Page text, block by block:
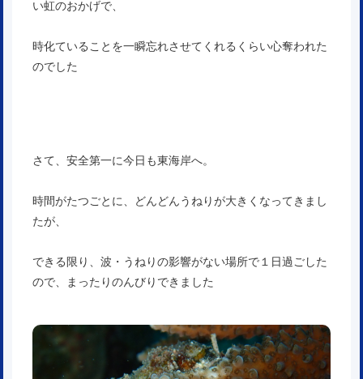
い虹のおかげで、
時化ていることを一瞬忘れさせてくれるくらい心奪われた
のでした
さて、安全第一に今日も東海岸へ。
時間がたつごとに、どんどんうねりが大きくなってきまし
たが、
できる限り、波・うねりの影響がない場所で１日過ごした
ので、まったりのんびりできました